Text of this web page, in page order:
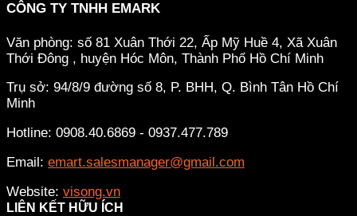
CÔNG TY TNHH EMARK
Văn phòng: số 81 Xuân Thới 22, Ấp Mỹ Huề 4, Xã Xuân
Thới Đông , huyện Hóc Môn, Thành Phố Hồ Chí Minh
Trụ sở: 94/8/9 đường số 8, P. BHH, Q. Bình Tân Hồ Chí
Minh
Hotline: 0908.40.6869 - 0937.477.789
Email: emart.salesmanager@gmail.com
Website: visong.vn
LIÊN KẾT HỮU ÍCH